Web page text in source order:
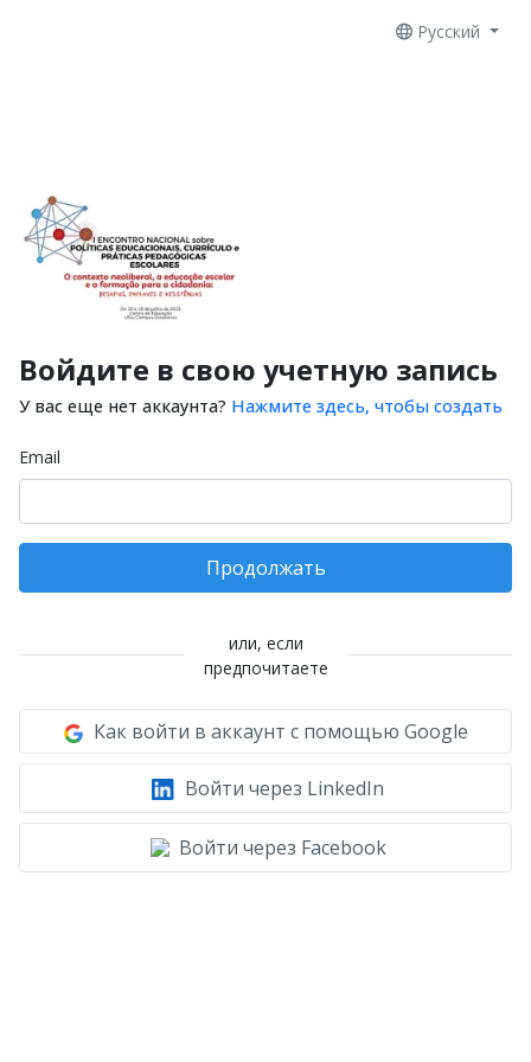
Русский
Войдите в свою учетную запись
У вас еще нет аккаунта? Нажмите здесь, чтобы создать
Email
Продолжать
или, если
предпочитаете
Как войти в аккаунт с помощью Google
Войти через LinkedIn
Войти через Facebook